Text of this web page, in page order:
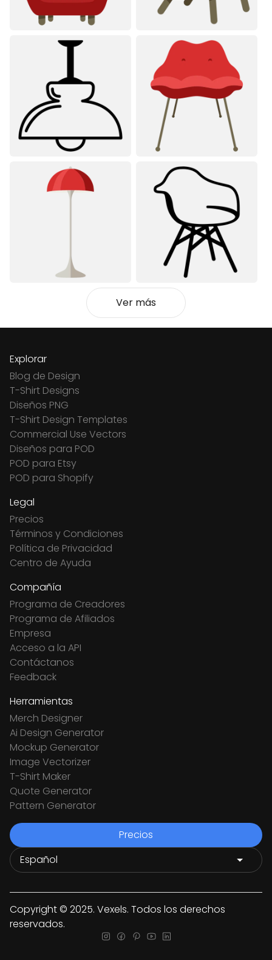
Ver más
Explorar
Blog de Design
T-Shirt Designs
Diseños PNG
T-Shirt Design Templates
Commercial Use Vectors
Diseños para POD
POD para Etsy
POD para Shopify
Legal
Precios
Términos y Condiciones
Política de Privacidad
Centro de Ayuda
Compañía
Programa de Creadores
Programa de Afiliados
Empresa
Acceso a la API
Contáctanos
Feedback
Herramientas
Merch Designer
Ai Design Generator
Mockup Generator
Image Vectorizer
T-Shirt Maker
Quote Generator
Pattern Generator
Precios
Copyright © 2025. Vexels. Todos los derechos
reservados.